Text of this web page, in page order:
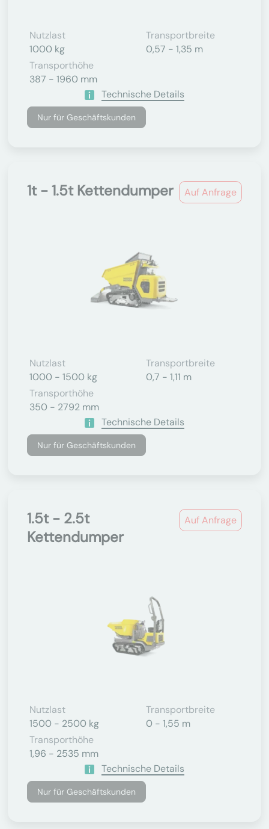
Nutzlast
1000 kg
Transportbreite
0,57 - 1,35 m
Transporthöhe
387 - 1960 mm
Technische Details
Nur für Geschäftskunden
Auf Anfrage
1t - 1.5t Kettendumper
Nutzlast
1000 - 1500 kg
Transportbreite
0,7 - 1,11 m
Transporthöhe
350 - 2792 mm
Technische Details
Nur für Geschäftskunden
Auf Anfrage
1.5t - 2.5t
Kettendumper
Nutzlast
1500 - 2500 kg
Transportbreite
0 - 1,55 m
Transporthöhe
1,96 - 2535 mm
Technische Details
Nur für Geschäftskunden